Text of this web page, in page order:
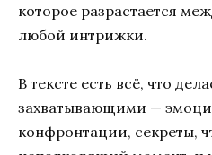
которое разрастается
любой интрижки.
В тексте есть всё, что
захватывающими —
конфронтации, секреты,